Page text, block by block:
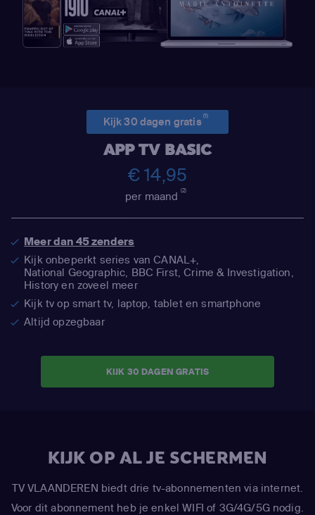
Kijk 30 dagen gratis(1)
APP TV BASIC
€ 14,95
per maand(2)
Meer dan 45 zenders
Kijk onbeperkt series van CANAL+,
National Geographic, BBC First, Crime & Investigation,
History en zoveel meer
Kijk tv op smart tv, laptop, tablet en smartphone
Altijd opzegbaar
KIJK 30 DAGEN GRATIS
KIJK OP AL JE SCHERMEN
TV VLAANDEREN biedt drie tv-abonnementen via internet.
Voor dit abonnement heb je enkel WIFI of 3G/4G/5G nodig.